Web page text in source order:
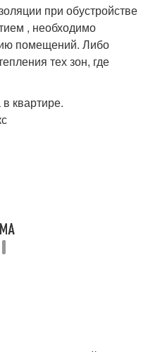
при обустройстве
, необходимо
помещений. Либо
тех зон, где